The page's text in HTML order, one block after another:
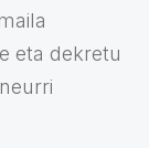
eta dekretu